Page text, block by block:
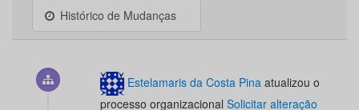
Histórico de Mudanças
Estelamaris da Costa Pina atualizou o
processo organizacional Solicitar alteração